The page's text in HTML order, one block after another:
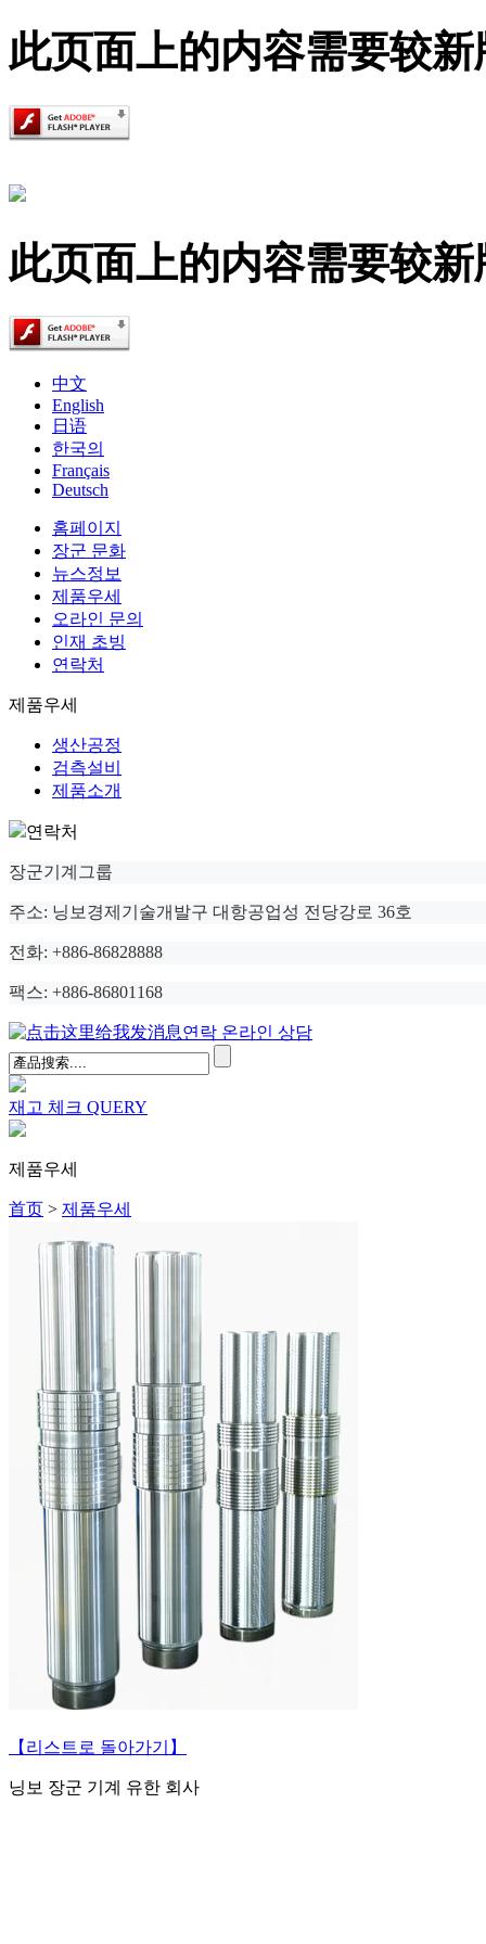
此页面上的内容需要较
此页面上的内容需要较
中文
English
日语
한국의
Français
Deutsch
홈페이지
장군 문화
뉴스정보
제품우세
오라인 문의
인재 초빙
연락처
제품우세
생산공정
검측설비
제품소개
연락처
장군기계그룹
주소: 닝보경제기술개발구 대항공업성 전당강로 36호
전화: +886-86828888
팩스: +886-86801168
연락 온라인 상담
재고 체크 QUERY
제품우세
首页 > 제품우세
【리스트로 돌아가기】
닝보 장군 기계 유한 회사